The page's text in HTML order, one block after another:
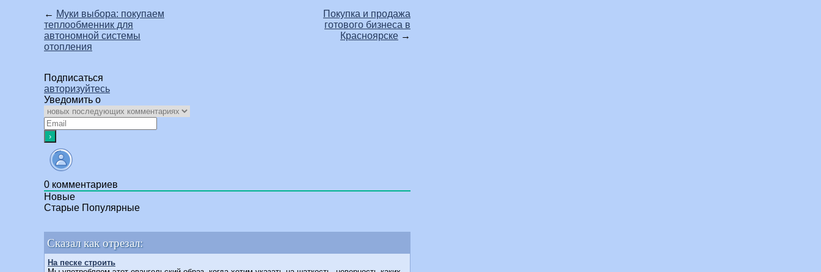
← Муки выбора: покупаем
теплообменник для
автономной системы
отопления
Покупка и продажа
готового бизнеса в
Красноярске →
Подписаться
авторизуйтесь
Уведомить о
0 комментариев
Новые
Старые Популярные
Сказал как отрезал:
На песке строить